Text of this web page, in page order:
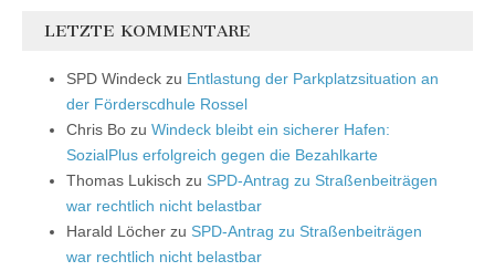
LETZTE KOMMENTARE
SPD Windeck zu Entlastung der Parkplatzsituation an
der Förderscdhule Rossel
Chris Bo zu Windeck bleibt ein sicherer Hafen:
SozialPlus erfolgreich gegen die Bezahlkarte
Thomas Lukisch zu SPD-Antrag zu Straßenbeiträgen
war rechtlich nicht belastbar
Harald Löcher zu SPD-Antrag zu Straßenbeiträgen
war rechtlich nicht belastbar